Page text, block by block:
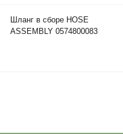
Шланг в сборе HOSE
ASSEMBLY 0574800083